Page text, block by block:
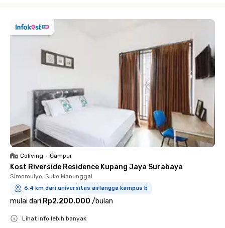
Coliving • Campur
Kost Riverside Residence Kupang Jaya Surabaya
Simomulyo, Suko Manunggal
6.4 km dari universitas airlangga kampus b
mulai dari Rp2.200.000 /bulan
Lihat info lebih banyak